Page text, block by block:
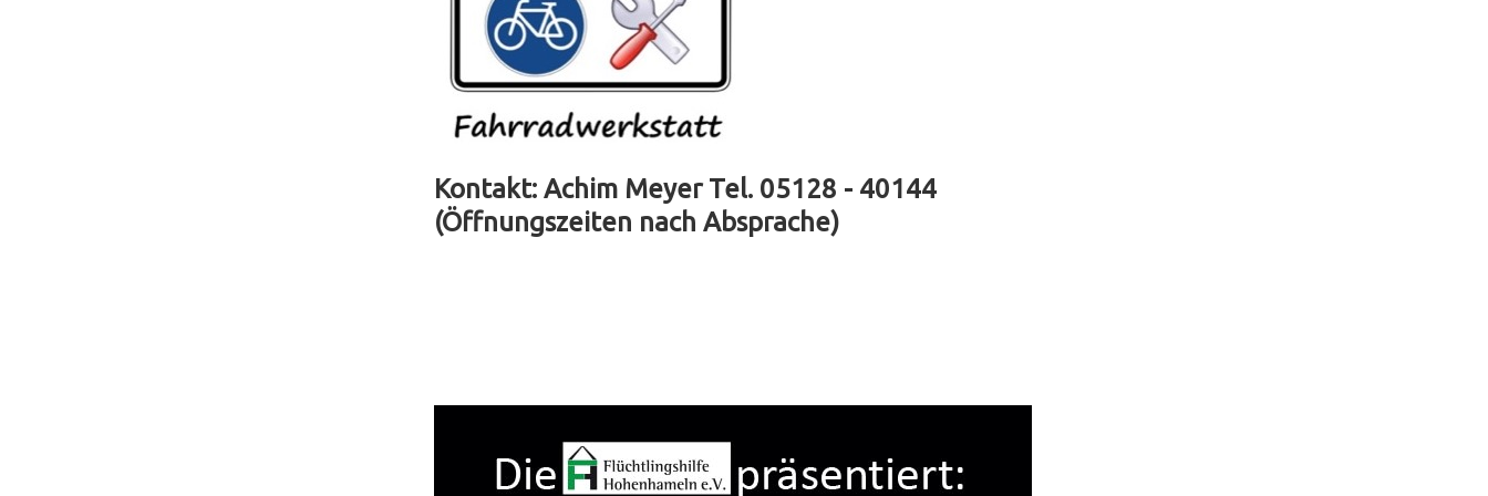
Kontakt: Achim Meyer Tel. 05128 - 40144
(Öffnungszeiten nach Absprache)